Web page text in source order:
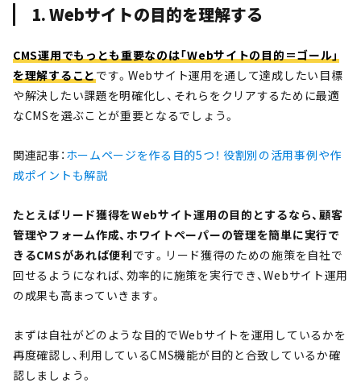
1. Webサイトの目的を理解する
CMS運用でもっとも重要なのは「Webサイトの目的＝ゴール」
を理解することです。Webサイト運用を通して達成したい目標
や解決したい課題を明確化し、それらをクリアするために最適
なCMSを選ぶことが重要となるでしょう。
関連記事：ホームページを作る目的5つ！ 役割別の活用事例や作
成ポイントも解説
たとえばリード獲得をWebサイト運用の目的とするなら、顧客
管理やフォーム作成、ホワイトペーパーの管理を簡単に実行で
きるCMSがあれば便利です。リード獲得のための施策を自社で
回せるようになれば、効率的に施策を実行でき、Webサイト運用
の成果も高まっていきます。
まずは自社がどのような目的でWebサイトを運用しているかを
再度確認し、利用しているCMS機能が目的と合致しているか確
認しましょう。